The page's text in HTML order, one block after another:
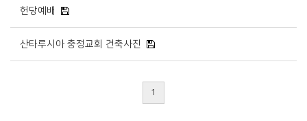
헌당예배
산타루시아 충정교회 건축사진
1